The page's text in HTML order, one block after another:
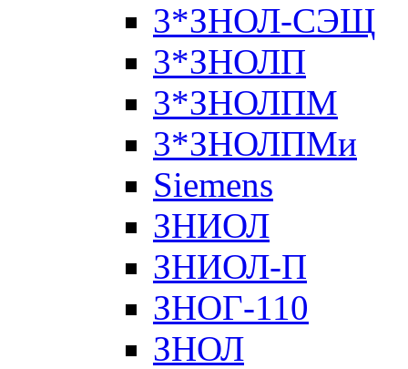
3*ЗНОЛ-СЭЩ
3*ЗНОЛП
3*ЗНОЛПМ
3*ЗНОЛПМи
Siemens
ЗНИОЛ
ЗНИОЛ-П
ЗНОГ-110
ЗНОЛ